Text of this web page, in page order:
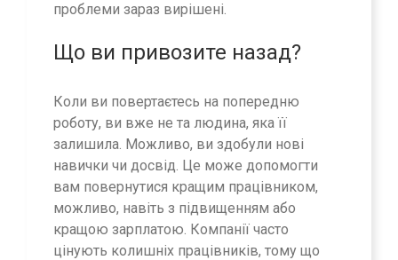
проблеми зараз вирішені.
Що ви привозите назад?
Коли ви повертаєтесь на попередню
роботу, ви вже не та людина, яка її
залишила. Можливо, ви здобули нові
навички чи досвід. Це може допомогти
вам повернутися кращим працівником,
можливо, навіть з підвищенням або
кращою зарплатою. Компанії часто
цінують колишніх працівників, тому що